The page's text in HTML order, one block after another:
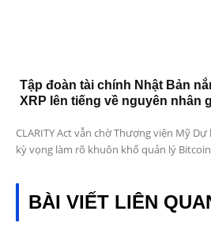
Tập đoàn tài chính Nhật Bản
XRP lên tiếng về nguyên nhân
CLARITY Act vẫn chờ Thượng viện Mỹ
kỳ vọng làm rõ khuôn khổ quản lý Bitcoin
BÀI VIẾT LIÊN